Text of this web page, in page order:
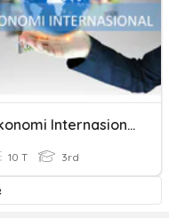
Ekonomi Internasional
10 T 3rd